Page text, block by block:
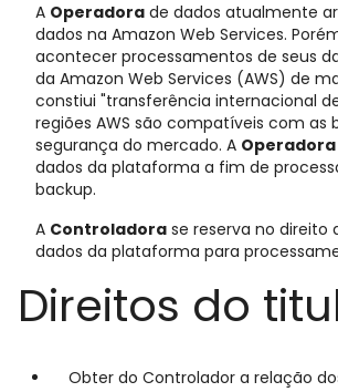
A Operadora de dados atualmente
dados na Amazon Web Services.
acontecer processamentos de seus
da Amazon Web Services (AWS) de
constiui "transferência internacional
regiões AWS são compatíveis com as
segurança do mercado. A Operadora
dados da plataforma a fim de
backup.
A Controladora se reserva no direito
dados da plataforma para
Direitos do
Obter do Controlador a relação